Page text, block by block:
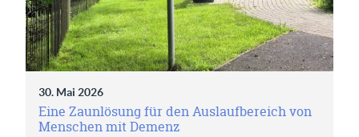
30. Mai 2026
Eine Zaunlösung für den Auslaufbereich von
Menschen mit Demenz